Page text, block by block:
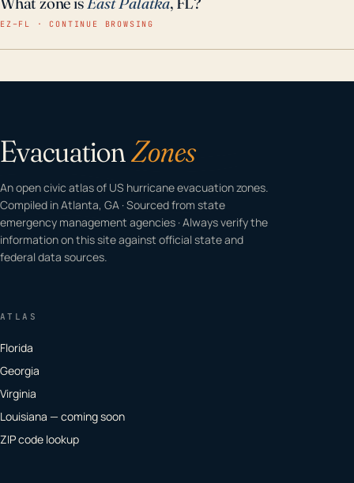
EZ–FL · CONTINUE BROWSING
EvacuationZones
An open civic atlas of US hurricane evacuation zones.
Compiled in Atlanta, GA · Sourced from state
emergency management agencies · Always verify the
information on this site against official state and
federal data sources.
ATLAS
Florida
Georgia
Virginia
Louisiana — coming soon
ZIP code lookup